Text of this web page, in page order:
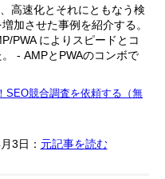
高速化とそれにともなう検
加させた事例を紹介する。
PWA によりスピードとコ
- AMPとPWAのコンボで
SEO競合調査を依頼する（無
3日： 元記事を読む